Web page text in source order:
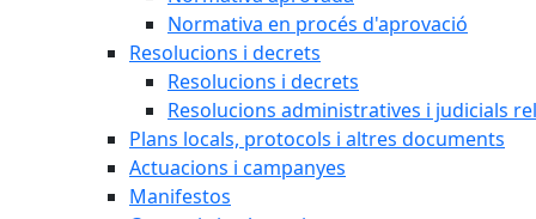
Normativa en procés d'aprovació
Resolucions i decrets
Resolucions i decrets
Resolucions administratives i judicials
Plans locals, protocols i altres documents
Actuacions i campanyes
Manifestos